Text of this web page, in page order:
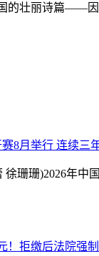
的壮丽诗篇——因
8月举行 连续三
徐珊珊)2026年
！拒缴后法院强